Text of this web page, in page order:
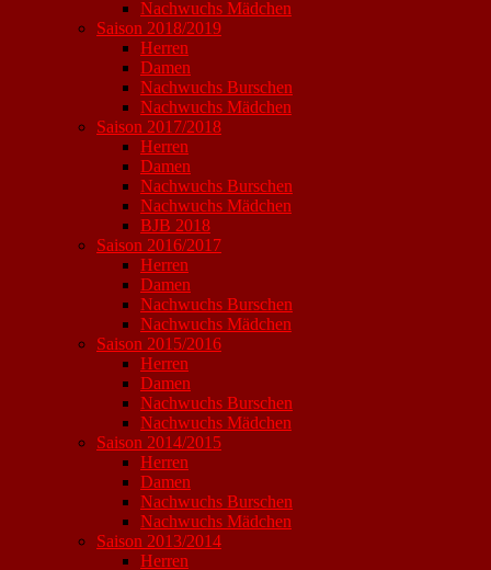
Nachwuchs Mädchen
Saison 2018/2019
Herren
Damen
Nachwuchs Burschen
Nachwuchs Mädchen
Saison 2017/2018
Herren
Damen
Nachwuchs Burschen
Nachwuchs Mädchen
BJB 2018
Saison 2016/2017
Herren
Damen
Nachwuchs Burschen
Nachwuchs Mädchen
Saison 2015/2016
Herren
Damen
Nachwuchs Burschen
Nachwuchs Mädchen
Saison 2014/2015
Herren
Damen
Nachwuchs Burschen
Nachwuchs Mädchen
Saison 2013/2014
Herren